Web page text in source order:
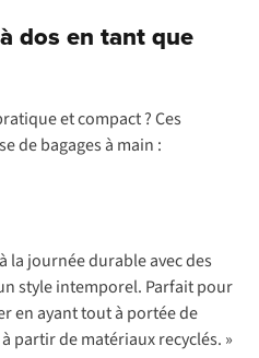
dos en tant que
et compact ? Ces
de bagages à main :
la journée durable avec des
style intemporel. Parfait pour
en ayant tout à portée de
partir de matériaux recyclés. »